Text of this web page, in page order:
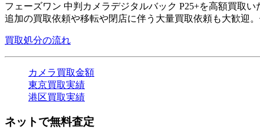
フェーズワン 中判カメラデジタルバック P25+を高額買取い
追加の買取依頼や移転や閉店に伴う大量買取依頼も大歓迎
買取処分の流れ
カメラ買取金額
東京買取実績
港区買取実績
ネットで無料査定